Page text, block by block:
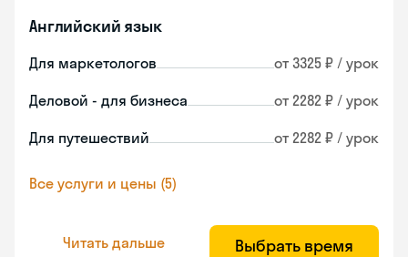
Английский язык
Для маркетологов от 3325 ₽ / урок
Деловой - для бизнеса от 2282 ₽ / урок
Для путешествий от 2282 ₽ / урок
Все услуги и цены (5)
Читать дальше Выбрать время